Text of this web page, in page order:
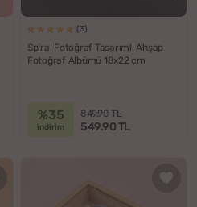
(3)
Spiral Fotoğraf Tasarımlı Ahşap
Fotoğraf Albümü 18x22 cm
%35
indirim
849.90 TL
549.90 TL